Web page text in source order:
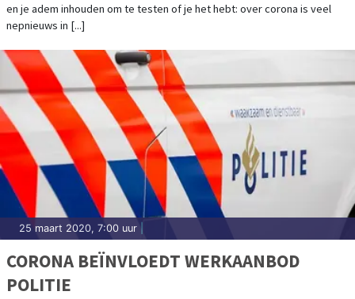
en je adem inhouden om te testen of je het hebt: over corona is veel
nepnieuws in [...]
25 maart 2020, 7:00 uur
CORONA BEÏNVLOEDT WERKAANBOD
POLITIE